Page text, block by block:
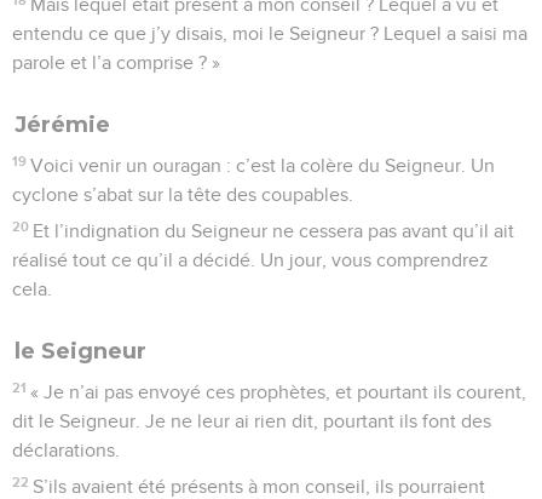
Mais lequel était présent à mon conseil ? Lequel a vu et
entendu ce que j’y disais, moi le Seigneur ? Lequel a saisi ma
parole et l’a comprise ? »
Jérémie
19 Voici venir un ouragan : c’est la colère du Seigneur. Un
cyclone s’abat sur la tête des coupables.
20 Et l’indignation du Seigneur ne cessera pas avant qu’il ait
réalisé tout ce qu’il a décidé. Un jour, vous comprendrez
cela.
le Seigneur
21 « Je n’ai pas envoyé ces prophètes, et pourtant ils courent,
dit le Seigneur. Je ne leur ai rien dit, pourtant ils font des
déclarations.
22 S’ils avaient été présents à mon conseil, ils pourraient